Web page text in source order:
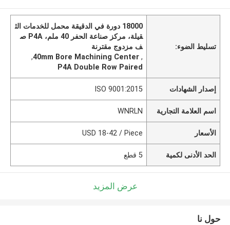
تسليط الضوء:
18000 دورة في الدقيقة محمل للخدمات الث
قيلة، مركز صناعة الحفر 40 ملم، P4A ص
ف مزدوج مقترنة
,
40mm Bore Machining Center
,
P4A Double Row Paired
إصدار الشهادات ISO 9001:2015
اسم العلامة التجارية WNRLN
الأسعار USD 18-42 / Piece
الحد الأدنى لكمية 5 قطع
عرض المزيد
حول نا